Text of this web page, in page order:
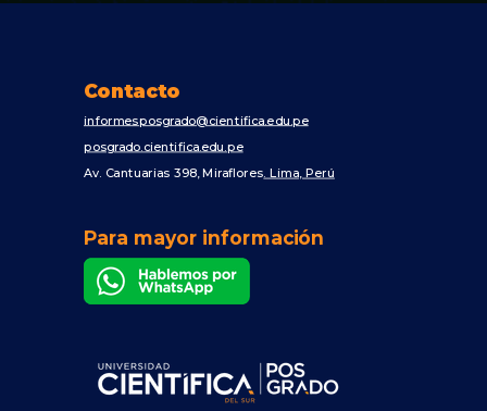
Para mayor información
Contacto
informesposgrado@cientifica.edu.pe
posgrado.cientifica.edu.pe
Av. Cantuarias 398, Miraflores. Lima, Perú